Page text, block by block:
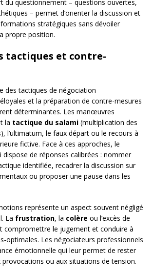
du questionnement – questions ouvertes,
– permet d’orienter la discussion et
stratégiques sans dévoiler
propre position.
tactiques et contre-
des tactiques de négociation
et la préparation de contre-mesures
déterminantes. Les manœuvres
la tactique du salami (multiplication des
l’ultimatum, le faux départ ou le recours à
fictive. Face à ces approches, le
dispose de réponses calibrées : nommer
identifiée, recadrer la discussion sur
ou proposer une pause dans les
représente un aspect souvent négligé
La frustration, la colère ou l’excès de
compromettre le jugement et conduire à
optimales. Les négociateurs professionnels
émotionnelle qui leur permet de rester
ou aux situations de tension.